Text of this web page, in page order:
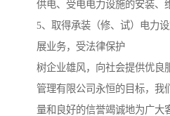
供电、受电电力设施的安装、
5、取得承装（修、试）电力
展业务，受法律保护
树企业雄风，向社会提供优良
管理有限公司永恒的目标，我
量和良好的信誉竭诚地为广大